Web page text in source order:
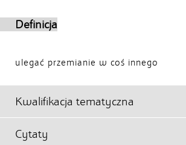
Definicja
ulegać przemianie w coś innego
Kwalifikacja tematyczna
Cytaty